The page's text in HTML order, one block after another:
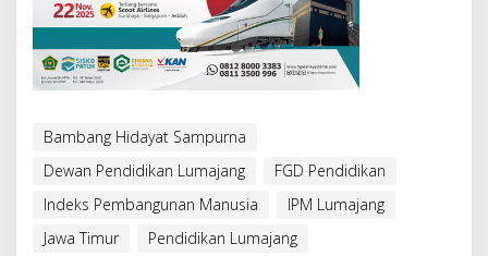
Bambang Hidayat Sampurna
Dewan Pendidikan Lumajang
FGD Pendidikan
Indeks Pembangunan Manusia
IPM Lumajang
Jawa Timur
Pendidikan Lumajang